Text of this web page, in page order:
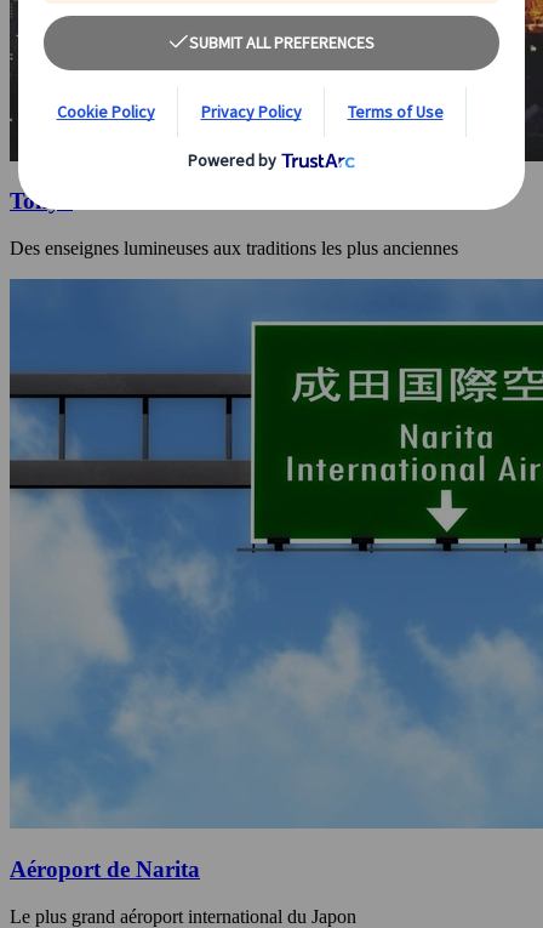
Tokyo
Des enseignes lumineuses aux traditions les plus anciennes
Aéroport de Narita
Le plus grand aéroport international du Japon